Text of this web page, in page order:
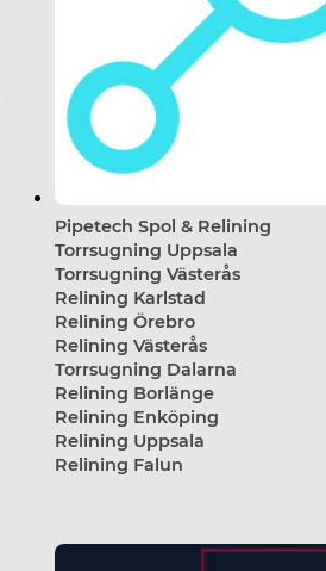
Pipetech Spol & Relining
Torrsugning Uppsala
Torrsugning Västerås
Relining Karlstad
Relining Örebro
Relining Västerås
Torrsugning Dalarna
Relining Borlänge
Relining Enköping
Relining Uppsala
Relining Falun